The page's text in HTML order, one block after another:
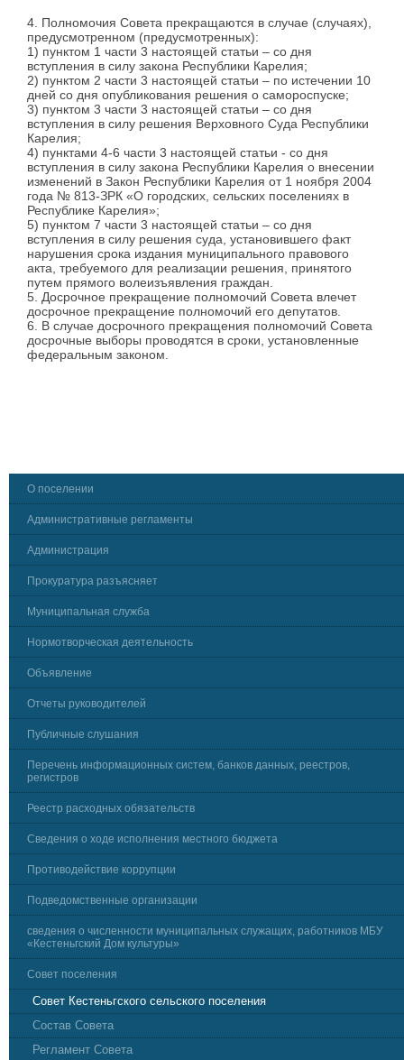
4. Полномочия Совета прекращаются в случае (случаях),
предусмотренном (предусмотренных):
1) пунктом 1 части 3 настоящей статьи – со дня
вступления в силу закона Республики Карелия;
2) пунктом 2 части 3 настоящей статьи – по истечении 10
дней со дня опубликования решения о самороспуске;
3) пунктом 3 части 3 настоящей статьи – со дня
вступления в силу решения Верховного Суда Республики
Карелия;
4) пунктами 4-6 части 3 настоящей статьи - со дня
вступления в силу закона Республики Карелия о внесении
изменений в Закон Республики Карелия от 1 ноября 2004
года № 813-ЗРК «О городских, сельских поселениях в
Республике Карелия»;
5) пунктом 7 части 3 настоящей статьи – со дня
вступления в силу решения суда, установившего факт
нарушения срока издания муниципального правового
акта, требуемого для реализации решения, принятого
путем прямого волеизъявления граждан.
5. Досрочное прекращение полномочий Совета влечет
досрочное прекращение полномочий его депутатов.
6. В случае досрочного прекращения полномочий Совета
досрочные выборы проводятся в сроки, установленные
федеральным законом.
О поселении
Административные регламенты
Администрация
Прокуратура разъясняет
Муниципальная служба
Нормотворческая деятельность
Объявление
Отчеты руководителей
Публичные слушания
Перечень информационных систем, банков данных, реестров,
регистров
Реестр расходных обязательств
Сведения о ходе исполнения местного бюджета
Противодействие коррупции
Подведомственные организации
сведения о численности муниципальных служащих, работников МБУ
«Кестеньгский Дом культуры»
Совет поселения
Совет Кестеньгского сельского поселения
Состав Совета
Регламент Совета